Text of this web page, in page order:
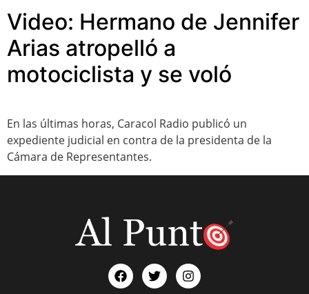
Video: Hermano de Jennifer
Arias atropelló a
motociclista y se voló
En las últimas horas, Caracol Radio publicó un
expediente judicial en contra de la presidenta de la
Cámara de Representantes.